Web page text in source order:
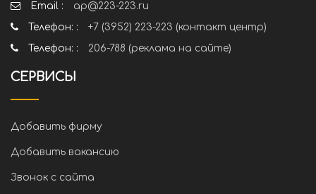
Email :
ap@223-223.ru
Телефон: :
+7 (3952) 223-223 (контакт центр)
Телефон: :
206-788 (реклама на сайте)
СЕРВИСЫ
Добавить фирму
Добавить вакансию
Звонок с сайта